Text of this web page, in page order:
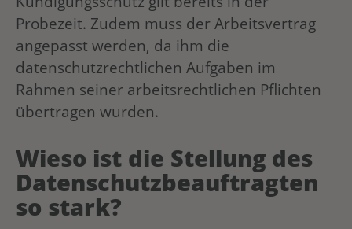
Probezeit. Zudem muss der Arbeitsvertrag
angepasst werden, da ihm die
datenschutzrechtlichen Aufgaben im
Rahmen seiner arbeitsrechtlichen Pflichten
übertragen wurden.
Wieso ist die Stellung des
Datenschutzbeauftragten
so stark?